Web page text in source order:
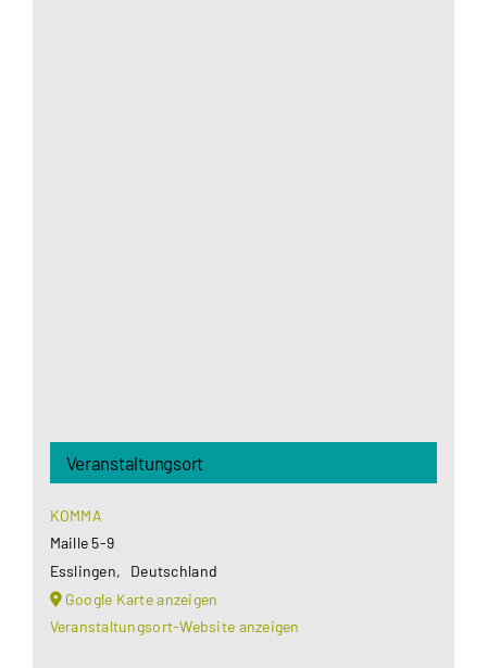
Veranstaltungsort
KOMMA
Maille 5-9
Esslingen,
Deutschland
Google Karte anzeigen
Veranstaltungsort-Website anzeigen